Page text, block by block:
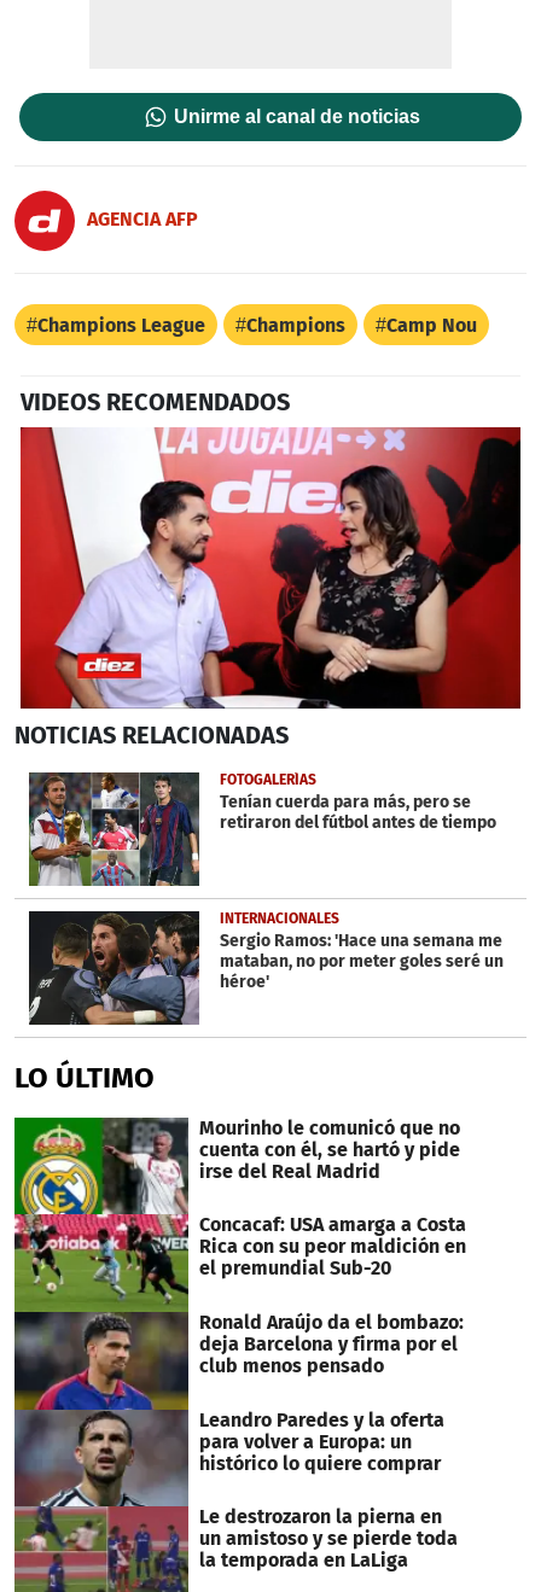
Unirme al canal de noticias
AGENCIA AFP
Champions League Champions Camp Nou
VIDEOS RECOMENDADOS
seconds
12
minutes,
18
seconds
NOTICIAS RELACIONADAS
FOTOGALERÍAS
Tenían cuerda para más, pero se
retiraron del fútbol antes de tiempo
INTERNACIONALES
Sergio Ramos: 'Hace una semana me
mataban, no por meter goles seré un
héroe'
LO ÚLTIMO
Mourinho le comunicó que no
cuenta con él, se hartó y pide
irse del Real Madrid
Concacaf: USA amarga a Costa
Rica con su peor maldición en
el premundial Sub-20
Ronald Araújo da el bombazo:
deja Barcelona y firma por el
club menos pensado
Leandro Paredes y la oferta
para volver a Europa: un
histórico lo quiere comprar
Le destrozaron la pierna en
un amistoso y se pierde toda
la temporada en LaLiga